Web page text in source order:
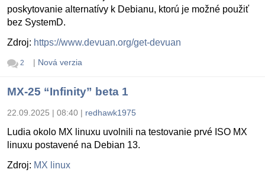
poskytovanie alternatívy k Debianu, ktorú je možné použiť
bez SystemD.
Zdroj: https://www.devuan.org/get-devuan
2 | Nová verzia
MX-25 “Infinity” beta 1
22.09.2025 | 08:40 | redhawk1975
Ludia okolo MX linuxu uvolnili na testovanie prvé ISO MX
linuxu postavené na Debian 13.
Zdroj: MX linux